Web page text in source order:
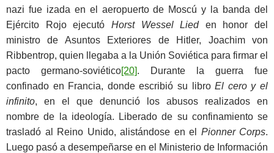
nazi fue izada en el aeropuerto de Moscú y la banda del
Ejército Rojo ejecutó Horst Wessel Lieden honor del
ministro de Asuntos Exteriores de Hitler, Joachim von
Ribbentrop, quien llegaba a la Unión Soviética para firmar el
pacto germano-soviético[20]. Durante la guerra fue
confinado en Francia, donde escribió su libroEl cero y el
infinito, en el que denunció los abusos realizados en
nombre de la ideología. Liberado de su confinamiento se
trasladó al Reino Unido, alistándose en el Pionner Corps.
Luego pasó a desempeñarse en el Ministerio de Información